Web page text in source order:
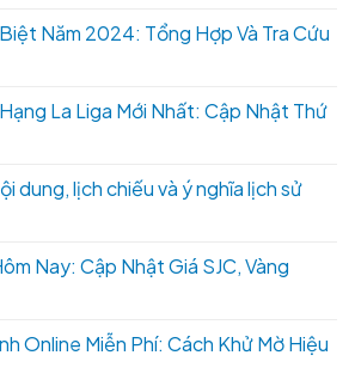
Năm 2024: Tổng Hợp Và Tra Cứu
La Liga Mới Nhất: Cập Nhật Thứ
dung, lịch chiếu và ý nghĩa lịch sử
Nay: Cập Nhật Giá SJC, Vàng
Online Miễn Phí: Cách Khử Mờ Hiệu